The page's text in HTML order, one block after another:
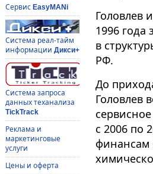
Сервис EasyMANi
Система реал-тайм
информации Дикси+
Система запроса
данных теханализа
TickTrack
Реклама и
маркетинговые
услуги
Цены и оферта
Головлев
1996
в
РФ.
До
Головлев
с 2006 по
финансам